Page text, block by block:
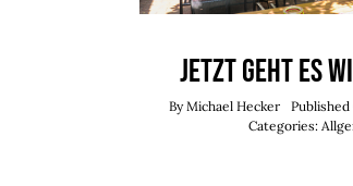
Jetzt geht es
ByMichael Hecker
Published
Categories: